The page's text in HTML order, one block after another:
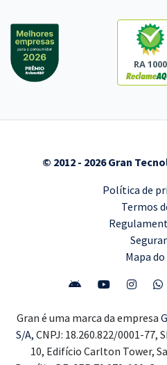
RA 1000
© 2012 - 2026 Gran
Política de
Termos
Mapa
Gran é uma marca da empresa
S/A, CNPJ: 18.260.822/0001-77,
10, Edifício Carlton Tower,